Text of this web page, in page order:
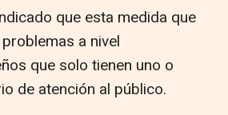
que esta medida que
a nivel
que solo tienen uno o
de atención al público.